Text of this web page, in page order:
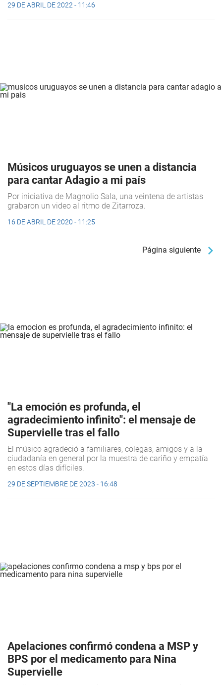
29 DE ABRIL DE 2022 - 11:46
Músicos uruguayos se unen a distancia
para cantar Adagio a mi país
Por iniciativa de Magnolio Sala, una veintena de artistas
grabaron un video al ritmo de Zitarroza.
16 DE ABRIL DE 2020 - 11:25
Página siguiente
"La emoción es profunda, el
agradecimiento infinito": el mensaje de
Supervielle tras el fallo
El músico agradeció a familiares, colegas, amigos y a la
ciudadanía en general por la muestra de cariño y empatía
en estos días difíciles.
29 DE SEPTIEMBRE DE 2023 - 16:48
Apelaciones confirmó condena a MSP y
BPS por el medicamento para Nina
Supervielle